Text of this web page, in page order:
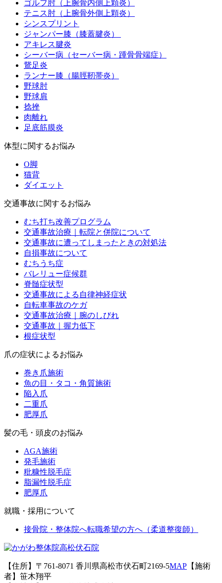
ゴルフ肘（上腕骨内側上顆炎）
テニス肘（上腕骨外側上顆炎）
シンスプリント
ジャンパー膝（膝蓋腱炎）
アキレス腱炎
シーバー病（セーバー病・踵骨骨端症）
鵞足炎
ランナー膝（腸脛靭帯炎）
野球肘
野球肩
捻挫
肉離れ
足底筋膜炎
体型に関するお悩み
O脚
猫背
ダイエット
交通事故に関するお悩み
むち打ち改善プログラム
交通事故治療｜転院と併院について
交通事故に遭ってしまったときの対処法
自損事故について
むちうち症
バレリュー症候群
脊髄症状型
交通事故による自律神経症状
自転車事故のケガ
交通事故治療｜腕のしびれ
交通事故｜握力低下
根症状型
爪の症状によるお悩み
巻き爪施術
魚の目・タコ・角質施術
陥入爪
二重爪
肥厚爪
髪の毛・頭皮のお悩み
AGA施術
発毛施術
粃糠性脱毛症
脂漏性脱毛症
肥厚爪
就職・採用について
接骨院・整体院へ転職希望の方へ（柔道整復師）
【住所】〒761-8071 香川県高松市伏石町2169-5MAP 【施術
者】笹木翔平